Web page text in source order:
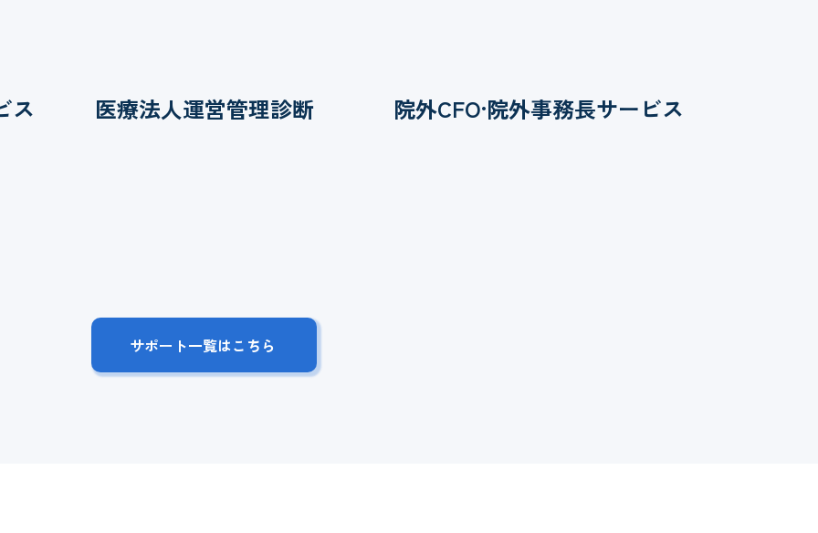
ス 医療法人運営管理診断 院外CFO·院外事務長サービス
サポート一覧はこちら